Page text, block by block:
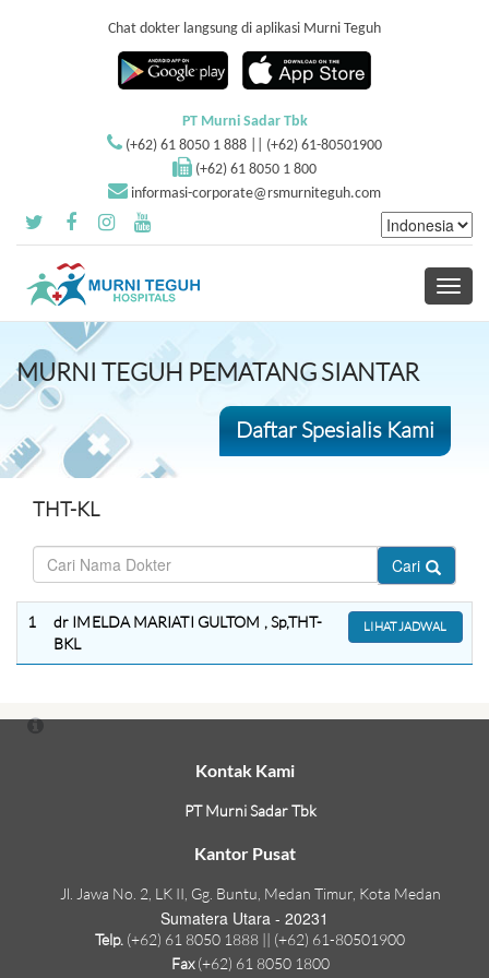
Chat dokter langsung di aplikasi Murni Teguh
PT Murni Sadar Tbk
(+62) 61 8050 1 888 || (+62) 61-80501900
(+62) 61 8050 1 800
informasi-corporate@rsmurniteguh.com
Toggle
MURNI TEGUH PEMATANG SIANTAR
Daftar Spesialis Kami
THT-KL
Cari
1
dr IMELDA MARIATI GULTOM , Sp,THT-
BKL
LIHAT JADWAL
Kontak Kami
PT Murni Sadar Tbk
Kantor Pusat
Jl. Jawa No. 2, LK II, Gg. Buntu, Medan Timur, Kota Medan
Sumatera Utara - 20231
Telp. (+62) 61 8050 1888 || (+62) 61-80501900
Fax(+62) 61 8050 1800